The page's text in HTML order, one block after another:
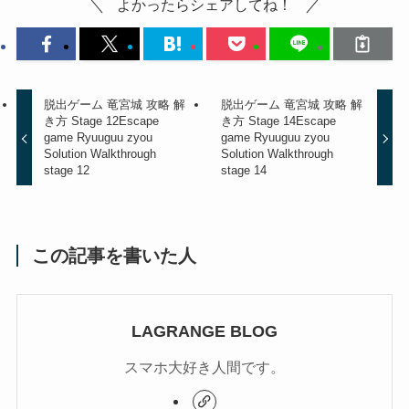
よかったらシェアしてね！
脱出ゲーム 竜宮城 攻略 解
き方 Stage 12Escape
game Ryuuguu zyou
Solution Walkthrough
stage 12
脱出ゲーム 竜宮城 攻略 解
き方 Stage 14Escape
game Ryuuguu zyou
Solution Walkthrough
stage 14
この記事を書いた人
LAGRANGE BLOG
スマホ大好き人間です。